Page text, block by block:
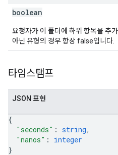
boolean
요청자가 이 폴더에 하위 항목을 추
아닌 유형의 경우 항상 false입니다.
타임스탬프
JSON 표현
{
"seconds" : string,
"nanos" : integer
}